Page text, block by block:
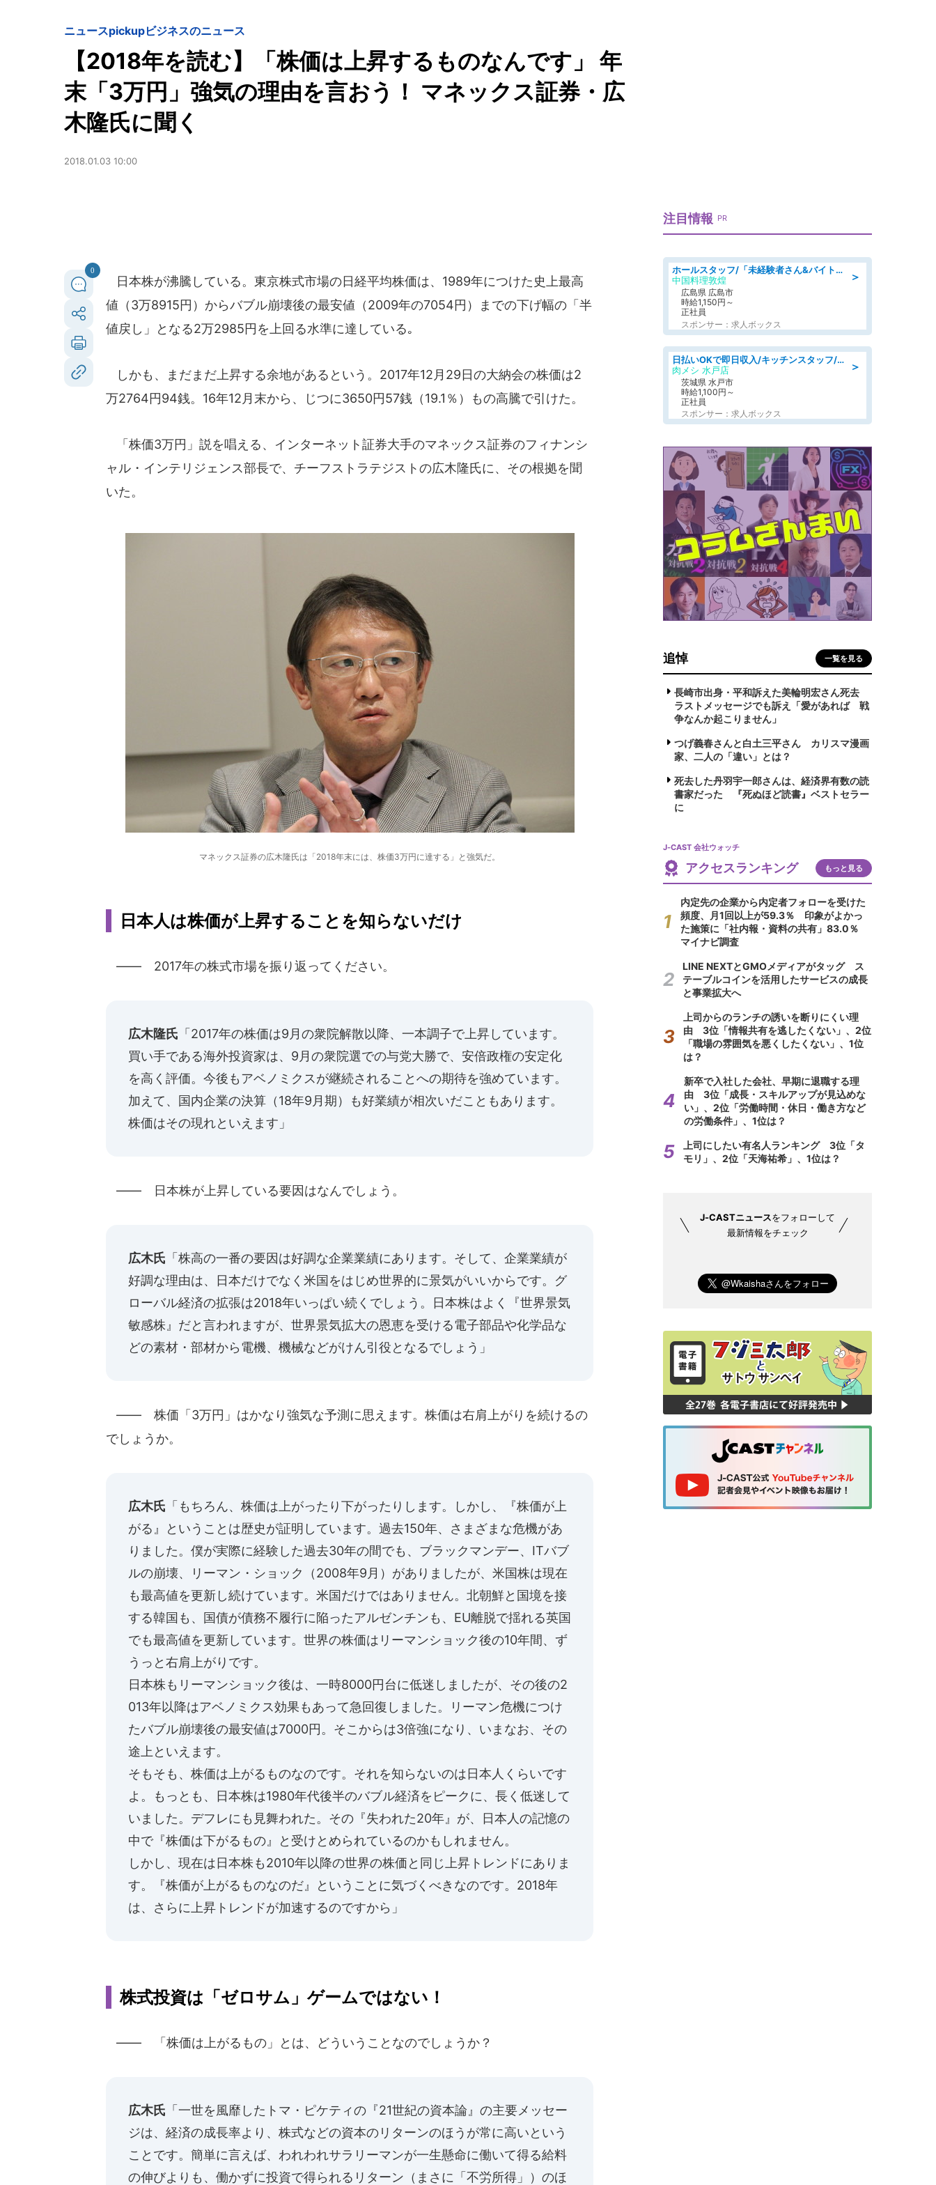
ニュースpickupビジネスのニュース
【2018年を読む】「株価は上昇するものなんです」 年
末「3万円」強気の理由を言おう！ マネックス証券・広
木隆氏に聞く
2018.01.03 10:00
0
日本株が沸騰している。東京株式市場の日経平均株価は、1989年につけた史上最高
値（3万8915円）からバブル崩壊後の最安値（2009年の7054円）までの下げ幅の「半
値戻し」となる2万2985円を上回る水準に達している｡
しかも、まだまだ上昇する余地があるという。2017年12月29日の大納会の株価は2
万2764円94銭。16年12月末から、じつに3650円57銭（19.1％）もの高騰で引けた。
「株価3万円」説を唱える、インターネット証券大手のマネックス証券のフィナンシ
ャル・インテリジェンス部長で、チーフストラテジストの広木隆氏に、その根拠を聞
いた。
マネックス証券の広木隆氏は「2018年末には、株価3万円に達する」と強気だ。
日本人は株価が上昇することを知らないだけ
―― 2017年の株式市場を振り返ってください。
広木隆氏 「2017年の株価は9月の衆院解散以降、一本調子で上昇しています。
買い手である海外投資家は、9月の衆院選での与党大勝で、安倍政権の安定化
を高く評価。今後もアベノミクスが継続されることへの期待を強めています。
加えて、国内企業の決算（18年9月期）も好業績が相次いだこともあります。
株価はその現れといえます」
―― 日本株が上昇している要因はなんでしょう。
広木氏 「株高の一番の要因は好調な企業業績にあります。そして、企業業績が
好調な理由は、日本だけでなく米国をはじめ世界的に景気がいいからです。グ
ローバル経済の拡張は2018年いっぱい続くでしょう。日本株はよく『世界景気
敏感株』だと言われますが、世界景気拡大の恩恵を受ける電子部品や化学品な
どの素材・部材から電機、機械などがけん引役となるでしょう」
―― 株価「3万円」はかなり強気な予測に思えます。株価は右肩上がりを続けるの
でしょうか。
広木氏 「もちろん、株価は上がったり下がったりします。しかし、『株価が上
がる』ということは歴史が証明しています。過去150年、さまざまな危機があ
りました。僕が実際に経験した過去30年の間でも、ブラックマンデー、ITバブ
ルの崩壊、リーマン・ショック（2008年9月）がありましたが、米国株は現在
も最高値を更新し続けています。米国だけではありません。北朝鮮と国境を接
する韓国も、国債が債務不履行に陥ったアルゼンチンも、EU離脱で揺れる英国
でも最高値を更新しています。世界の株価はリーマンショック後の10年間、ず
うっと右肩上がりです。
日本株もリーマンショック後は、一時8000円台に低迷しましたが、その後の2
013年以降はアベノミクス効果もあって急回復しました。リーマン危機につけ
たバブル崩壊後の最安値は7000円。そこからは3倍強になり、いまなお、その
途上といえます。
そもそも、株価は上がるものなのです。それを知らないのは日本人くらいです
よ。もっとも、日本株は1980年代後半のバブル経済をピークに、長く低迷して
いました。デフレにも見舞われた。その『失われた20年』が、日本人の記憶の
中で『株価は下がるもの』と受けとめられているのかもしれません。
しかし、現在は日本株も2010年以降の世界の株価と同じ上昇トレンドにありま
す。『株価が上がるものなのだ』ということに気づくべきなのです。2018年
は、さらに上昇トレンドが加速するのですから」
株式投資は「ゼロサム」ゲームではない！
―― 「株価は上がるもの」とは、どういうことなのでしょうか？
広木氏 「一世を風靡したトマ・ピケティの『21世紀の資本論』の主要メッセー
ジは、経済の成長率より、株式などの資本のリターンのほうが常に高いという
ことです。簡単に言えば、われわれサラリーマンが一生懸命に働いて得る給料
の伸びよりも、働かずに投資で得られるリターン（まさに「不労所得」）のほ
注目情報 PR
＞
ホールスタッフ/「未経験者さん&バイトデビューも大歓迎」残業ほぼなし×1日3時間〜勤務OK!フォロー体制も充実/広島県/広島市南区
中国料理敦煌
広島県 広島市
時給1,150円～
正社員
スポンサー：求人ボックス
＞
日払いOKで即日収入/キッチンスタッフ/「原付免許必須」デリバリー業務など、自己成長可能な幅広い仕事に挑戦!髪型自由&ピアス・ネイルOK/茨城県/水戸市
肉メシ 水戸店
茨城県 水戸市
時給1,100円～
正社員
スポンサー：求人ボックス
追悼 一覧を見る
長崎市出身・平和訴えた美輪明宏さん死去
ラストメッセージでも訴え「愛があれば 戦
争なんか起こりません」
つげ義春さんと白土三平さん カリスマ漫画
家、二人の「違い」とは？
死去した丹羽宇一郎さんは、経済界有数の読
書家だった 『死ぬほど読書』ベストセラー
に
J-CAST 会社ウォッチ
アクセスランキング もっと見る
内定先の企業から内定者フォローを受けた
頻度、月1回以上が59.3％ 印象がよかっ
た施策に「社内報・資料の共有」83.0％
マイナビ調査
LINE NEXTとGMOメディアがタッグ ス
テーブルコインを活用したサービスの成長
と事業拡大へ
上司からのランチの誘いを断りにくい理
由 3位「情報共有を逃したくない」、2位
「職場の雰囲気を悪くしたくない」、1位
は？
新卒で入社した会社、早期に退職する理
由 3位「成長・スキルアップが見込めな
い」、2位「労働時間・休日・働き方など
の労働条件」、1位は？
上司にしたい有名人ランキング 3位「タ
モリ」、2位「天海祐希」、1位は？
J-CASTニュースをフォローして
最新情報をチェック